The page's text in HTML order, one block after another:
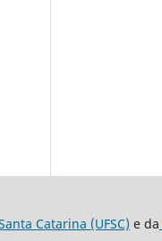
Catarina (UFSC) e da